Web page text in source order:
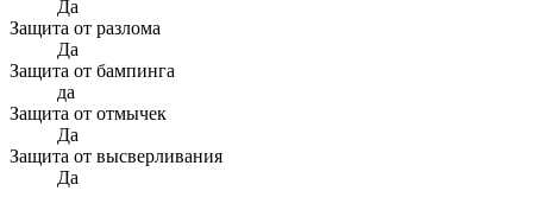
Да
Защита от разлома
Да
Защита от бампинга
да
Защита от отмычек
Да
Защита от высверливания
Да